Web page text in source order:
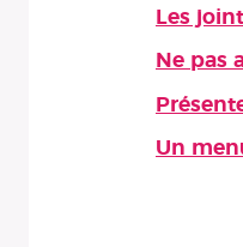
Les
Ne pas
Un